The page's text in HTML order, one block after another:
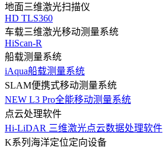
地面三维激光扫描仪
HD TLS360
车载三维激光移动测量系统
HiScan-R
船载测量系统
iAqua船载测量系统
SLAM便携式移动测量系统
NEW L3 Pro全能移动测量系统
点云处理软件
Hi-LiDAR 三维激光点云数据处理软件
K系列海洋定位定向设备